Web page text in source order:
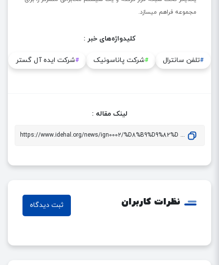
مجموعه فراهم میسازد.
کلیدواژه‌های خبر :
#تلفن سانترال #شرکت پاناسونیک #شرکت ایده آل گستر
لینک مقاله :
... https://www.idehal.org/news/ign0002/%D8%B9%D9%82%D
نظرات کاربران ثبت دیدگاه